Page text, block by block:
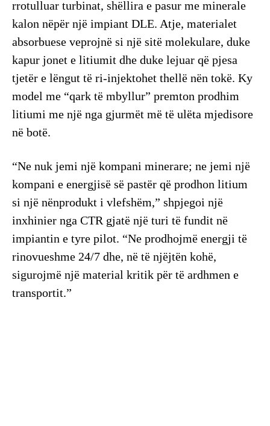
rrotulluar turbinat, shëllira e pasur me minerale
kalon nëpër një impiant DLE. Atje, materialet
absorbuese veprojnë si një sitë molekulare, duke
kapur jonet e litiumit dhe duke lejuar që pjesa
tjetër e lëngut të ri-injektohet thellë nën tokë. Ky
model me “qark të mbyllur” premton prodhim
litiumi me një nga gjurmët më të ulëta mjedisore
në botë.
“Ne nuk jemi një kompani minerare; ne jemi një
kompani e energjisë së pastër që prodhon litium
si një nënprodukt i vlefshëm,” shpjegoi një
inxhinier nga CTR gjatë një turi të fundit në
impiantin e tyre pilot. “Ne prodhojmë energji të
rinovueshme 24/7 dhe, në të njëjtën kohë,
sigurojmë një material kritik për të ardhmen e
transportit.”